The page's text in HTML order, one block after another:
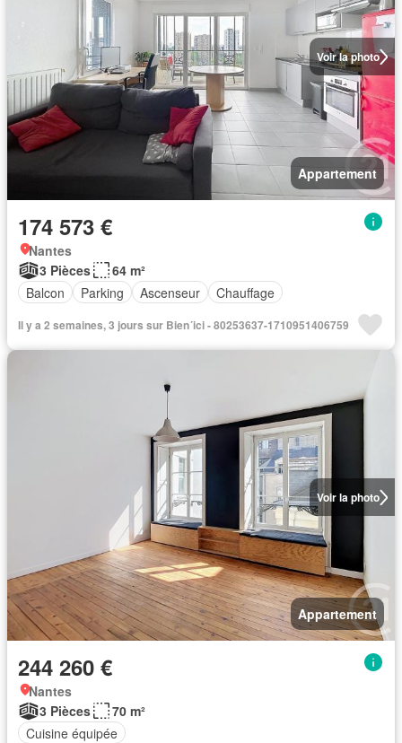
Voir la photo
Appartement
174 573 €
Nantes
3 Pièces
64 m²
Balcon
Parking Ascenseur Chauffage
Il y a 2 semaines, 3 jours sur Bien´ici - 80253637-1710951406759
Voir la photo
Appartement
244 260 €
Nantes
3 Pièces
70 m²
Cuisine équipée